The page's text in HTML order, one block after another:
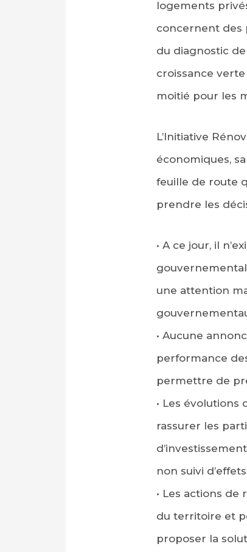
logements
concernent des
du diagnostic
croissance verte
moitié pour les
L’Initiative
économiques,
feuille de route
prendre les
• A ce jour, il
une attention
• Aucune
performance
permettre de
• Les évolutions
rassurer les
non suivi
• Les actions
du territoire et
proposer la